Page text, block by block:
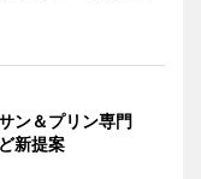
ン＆プリン専門
新提案